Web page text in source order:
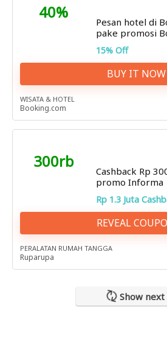
40%
Pesan hotel di
pake promosi
15% Off
BUY IT NOW
WISATA & HOTEL
Booking.com
300rb
Cashback Rp
promo Informa
Rp 1.3 Juta
REVEAL
PERALATAN RUMAH TANGGA
Ruparupa
Show next